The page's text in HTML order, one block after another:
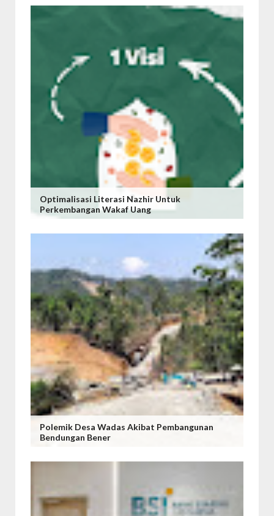
Optimalisasi Literasi Nazhir Untuk
Perkembangan Wakaf Uang
Polemik Desa Wadas Akibat Pembangunan
Bendungan Bener